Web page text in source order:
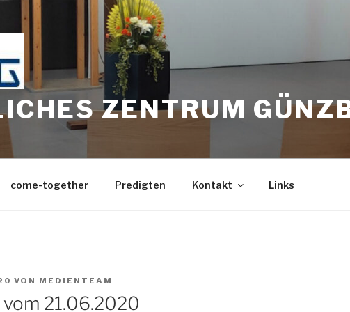
ZENTRUM
come-together Predigten Kontakt Links
VON MEDIENTEAM
21.06.2020